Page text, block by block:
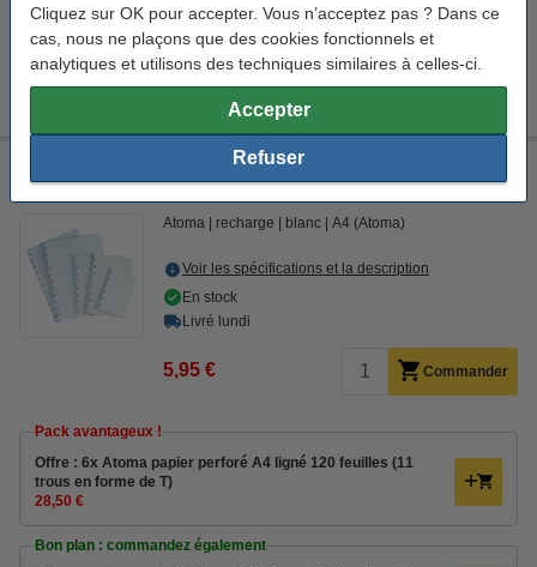
Cliquez sur OK pour accepter. Vous n’acceptez pas ? Dans ce
cas, nous ne plaçons que des cookies fonctionnels et
analytiques et utilisons des techniques similaires à celles-ci.
Accepter
Refuser
(23 trous)
2,50 €
Kangaro bloc de cours perforé A4 quadrillé 10 mm 60 g/m²
100 feuilles (23 trous)
2,50 €
Atoma papier perforé A4 ligné 120 feuilles (11 trous en forme
de T)
Atoma recharge blanc A4 (Atoma)
Voir les spécifications et la description
En stock
Livré lundi
5,95 € Commander
Pack avantageux !
Offre : 6x Atoma papier perforé A4 ligné 120 feuilles (11
trous en forme de T)
28,50 €
Bon plan : commandez également